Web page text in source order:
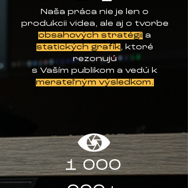
Naša práca nie je len o
produkcii videa, ale aj o tvorbe
obsahových stratégií a
statických grafík, ktoré
rezonujú
s Vaším publikom a vedú k
merateľným výsledkom.
1 000